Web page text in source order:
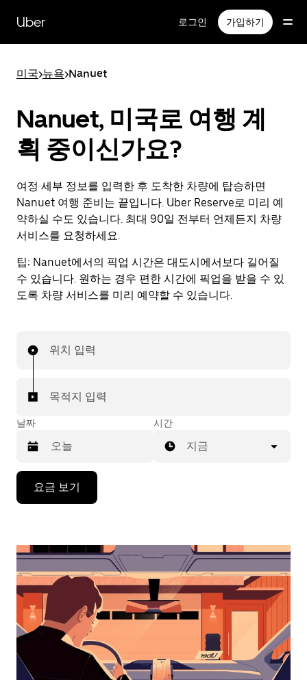
Uber 로그인 가입하기
미국>뉴욕>Nanuet
Nanuet, 미국로 여행 계
획 중이신가요?
여정 세부 정보를 입력한 후 도착한 차량에 탑승하면
Nanuet 여행 준비는 끝입니다. Uber Reserve로 미리 예
약하실 수도 있습니다. 최대 90일 전부터 언제든지 차량
서비스를 요청하세요.
팁: Nanuet에서의 픽업 시간은 대도시에서보다 길어질
수 있습니다. 원하는 경우 편한 시간에 픽업을 받을 수 있
도록 차량 서비스를 미리 예약할 수 있습니다.
위치 입력
목적지 입력
날짜
작
면
아
래
화
살
표
시간
지금
요금 보기